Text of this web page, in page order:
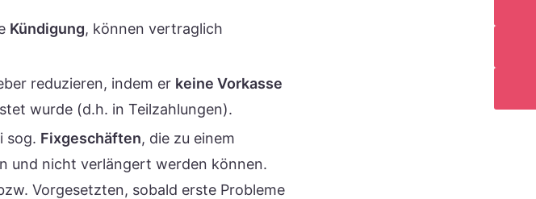
Kündigung, können vertraglich
reduzieren, indem er keine Vorkasse
wurde (d.h. in Teilzahlungen).
sog. Fixgeschäften, die zu einem
und nicht verlängert werden können.
Vorgesetzten, sobald erste Probleme